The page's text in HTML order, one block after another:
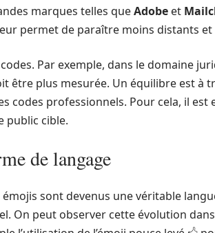
marques telles queAdobe et
permet de paraître moins distants et
Par exemple, dans le domaine
être plus mesurée. Un équilibre est à
codes professionnels. Pour cela, il est
public cible.
de langage
émojis sont devenus une véritable
On peut observer cette évolution